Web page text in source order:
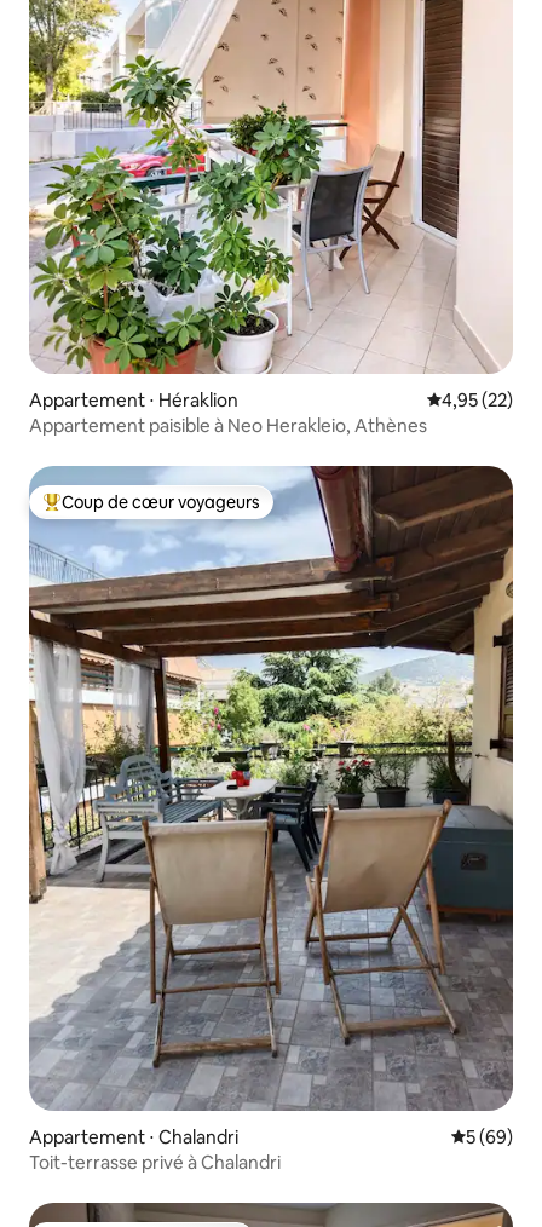
Appartement ⋅ Héraklion Évaluation
4,95 (22)
Appartement paisible à Neo Herakleio, Athènes
Coups de cœur voyageurs les plus appréciés
Coup de cœur voyageurs
Appartement ⋅ Chalandri
5 (69)
Toit-terrasse privé à Chalandri